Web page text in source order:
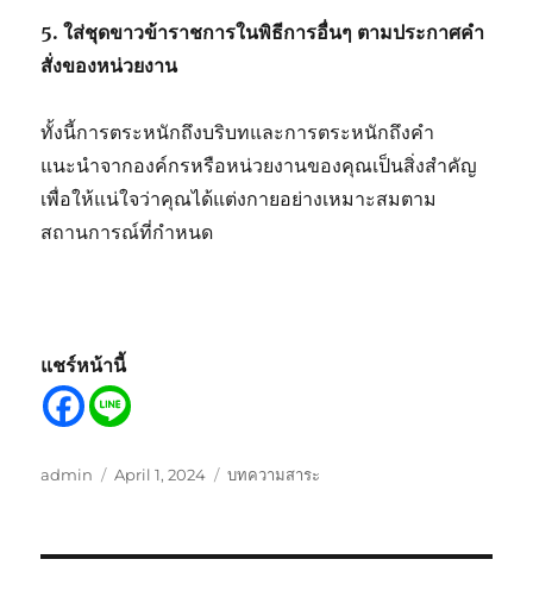
5. ใส่ชุดขาวข้าราชการในพิธีการอื่นๆ ตามประกาศคำ
สั่งของหน่วยงาน
ทั้งนี้การตระหนักถึงบริบทและการตระหนักถึงคำ
แนะนำจากองค์กรหรือหน่วยงานของคุณเป็นสิ่งสำคัญ
เพื่อให้แน่ใจว่าคุณได้แต่งกายอย่างเหมาะสมตาม
สถานการณ์ที่กำหนด
แชร์หน้านี้
Author
admin
Posted
April 1, 2024 Categories
บทความสาระ